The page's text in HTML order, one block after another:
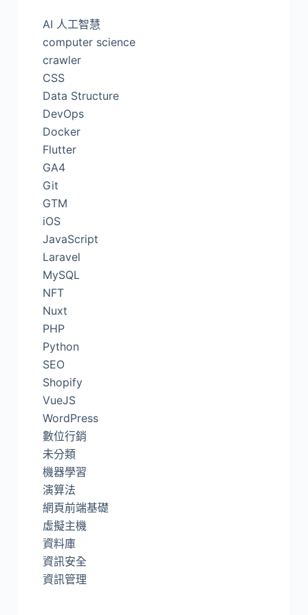
AI 人工智慧
computer science
crawler
CSS
Data Structure
DevOps
Docker
Flutter
GA4
Git
GTM
iOS
JavaScript
Laravel
MySQL
NFT
Nuxt
PHP
Python
SEO
Shopify
VueJS
WordPress
數位行銷
未分類
機器學習
演算法
網頁前端基礎
虛擬主機
資料庫
資訊安全
資訊管理